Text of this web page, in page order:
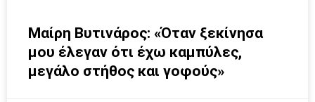
Μαίρη Βυτινάρος: «Όταν ξεκίνησα
μου έλεγαν ότι έχω καμπύλες,
μεγάλο στήθος και γοφούς»